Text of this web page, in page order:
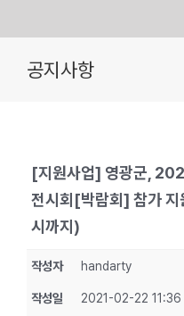
공지사항
[지원사업] 영광군,
전시회[박람회] 참가
시까지)
작성자 handarty
작성일 2021-02-22 11:36